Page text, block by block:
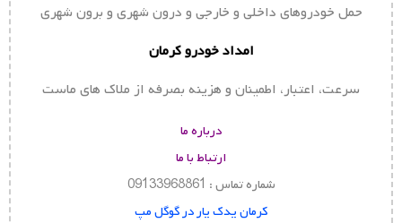
حمل خودروهای داخلی و خارجی و درون شهری و برون شهری
امداد خودرو کرمان
سرعت، اعتبار، اطمینان و هزینه بصرفه از ملاک های ماست
درباره ما
ارتباط با ما
شماره تماس : 09133968861
کرمان یدک یار در گوگل مپ